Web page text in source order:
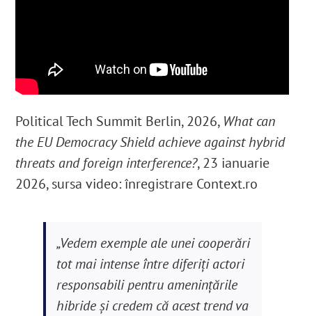
Political Tech Summit Berlin, 2026, What can
the EU Democracy Shield achieve against hybrid
threats and foreign interference?, 23 ianuarie
2026, sursa video: înregistrare Context.ro
„Vedem exemple ale unei cooperări
tot mai intense între diferiți actori
responsabili pentru ameninţările
hibride şi credem că acest trend va